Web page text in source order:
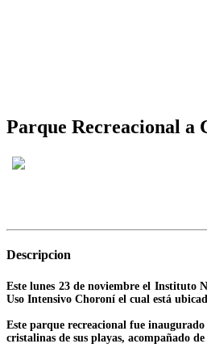
Parque Recreacional a
Descripcion
Este lunes 23 de noviembre el Instituto
Uso Intensivo Choroní el cual está
Este parque recreacional fue
cristalinas de sus playas, acompañado